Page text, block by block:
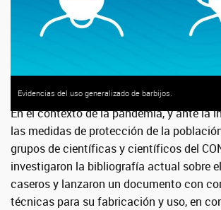
Evidencias del uso generalizado de barbijos.
En el contexto de la pandemia, y ante la
las medidas de protección de la
grupos de científicas y científicos del
investigaron la bibliografía actual sobre
caseros y lanzaron un documento con
técnicas para su fabricación y uso, en